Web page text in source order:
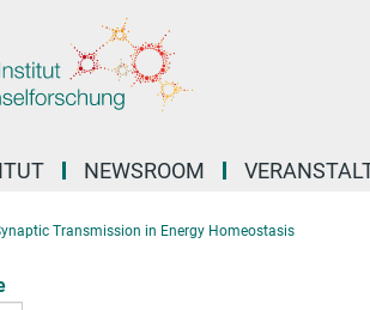
NEWSROOM
Transmission in Energy Homeostasis